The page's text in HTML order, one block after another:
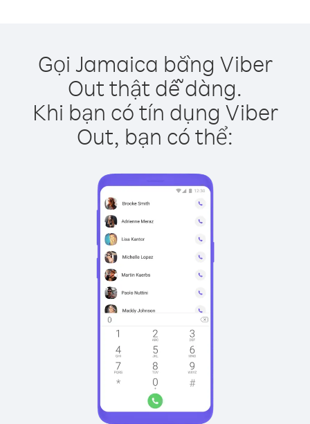
Gọi Jamaica bằng Viber
Out thật dễ dàng.
Khi bạn có tín dụng Viber
Out, bạn có thể: